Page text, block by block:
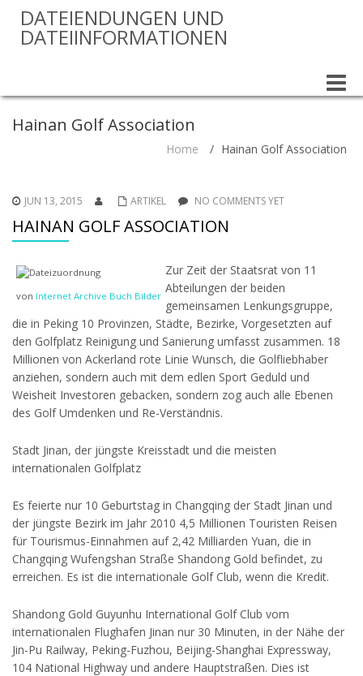
DATEIENDUNGEN UND
DATEIINFORMATIONEN
Toggle
Hainan Golf Association
Home / Hainan Golf Association
JUN 13, 2015 ARTIKEL NO COMMENTS YET
HAINAN GOLF ASSOCIATION
von Internet Archive Buch Bilder
Zur Zeit der Staatsrat von 11
Abteilungen der beiden
gemeinsamen Lenkungsgruppe,
die in Peking 10 Provinzen, Städte, Bezirke, Vorgesetzten auf
den Golfplatz Reinigung und Sanierung umfasst zusammen. 18
Millionen von Ackerland rote Linie Wunsch, die Golfliebhaber
anziehen, sondern auch mit dem edlen Sport Geduld und
Weisheit Investoren gebacken, sondern zog auch alle Ebenen
des Golf Umdenken und Re-Verständnis.
Stadt Jinan, der jüngste Kreisstadt und die meisten
internationalen Golfplatz
Es feierte nur 10 Geburtstag in Changqing der Stadt Jinan und
der jüngste Bezirk im Jahr 2010 4,5 Millionen Touristen Reisen
für Tourismus-Einnahmen auf 2,42 Milliarden Yuan, die in
Changqing Wufengshan Straße Shandong Gold befindet, zu
erreichen. Es ist die internationale Golf Club, wenn die Kredit.
Shandong Gold Guyunhu International Golf Club vom
internationalen Flughafen Jinan nur 30 Minuten, in der Nähe der
Jin-Pu Railway, Peking-Fuzhou, Beijing-Shanghai Expressway,
104 National Highway und andere Hauptstraßen. Dies ist